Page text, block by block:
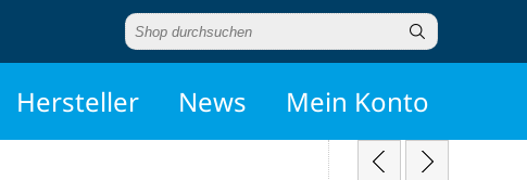
Hersteller News
Mein Konto